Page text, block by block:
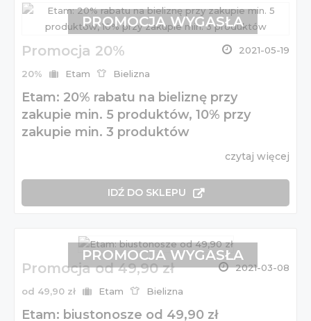
Promocja 20% 2021-05-19
20% Etam Bielizna
Etam: 20% rabatu na bieliznę przy
zakupie min. 5 produktów, 10% przy
zakupie min. 3 produktów
czytaj więcej
IDŹ DO SKLEPU
PROMOCJA WYGASŁA
Promocja od 49,90 zł 2021-03-08
od 49,90 zł Etam Bielizna
Etam: biustonosze od 49,90 zł
PROMOCJA WYGASŁA